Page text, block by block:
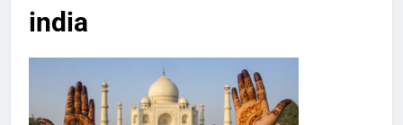
india